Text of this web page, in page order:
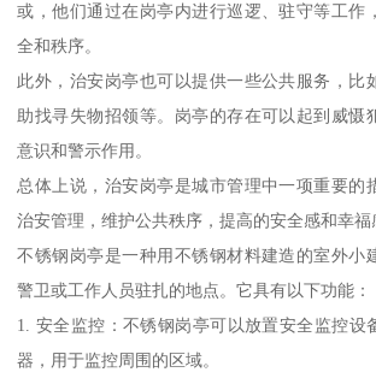
或，他们通过在岗亭内进行巡逻、驻守等工作
全和秩序。
此外，治安岗亭也可以提供一些公共服务，比
助找寻失物招领等。岗亭的存在可以起到威慑
意识和警示作用。
总体上说，治安岗亭是城市管理中一项重要的
治安管理，维护公共秩序，提高的安全感和幸福
不锈钢岗亭是一种用不锈钢材料建造的室外小
警卫或工作人员驻扎的地点。它具有以下功能：
1. 安全监控：不锈钢岗亭可以放置安全监控设
器，用于监控周围的区域。